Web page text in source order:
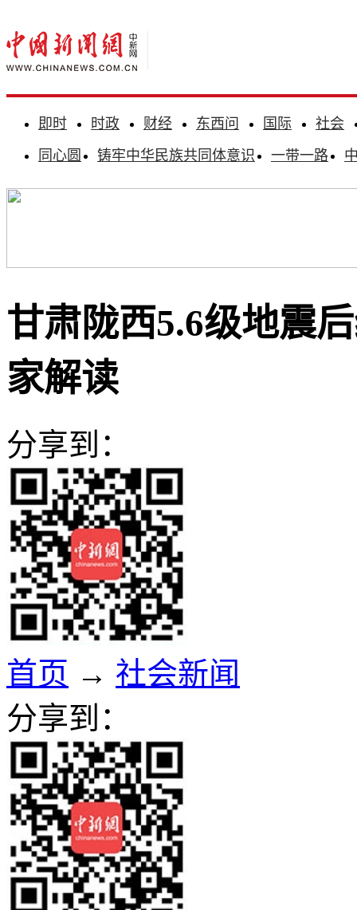
即时 时政 财经 东西问 国际
社会
同心圆
铸牢中华民族共同体意识 一带一路
甘肃陇西5.6级地震
家解读
分享到：
首页 → 社会新闻
分享到：